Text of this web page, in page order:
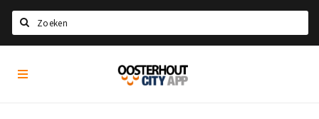
Home
Oosterhout
City